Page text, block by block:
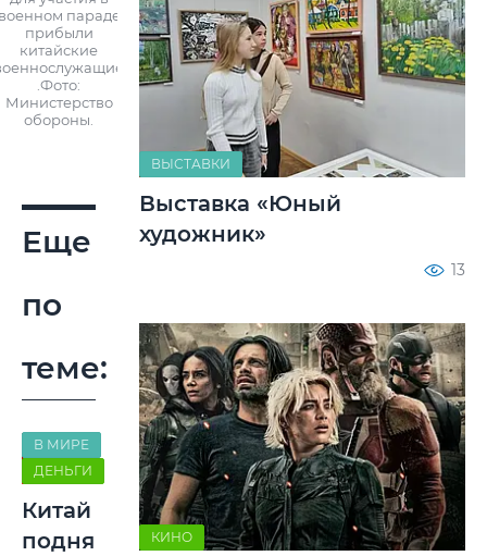
параде
прибыли
китайские
.Фото:
Министерство
обороны.
Еще
по
теме:
В МИРЕ
ДЕНЬГИ
Китай
подня
ВЫСТАВКИ
Выставка «Юный
художник»
13
КИНО